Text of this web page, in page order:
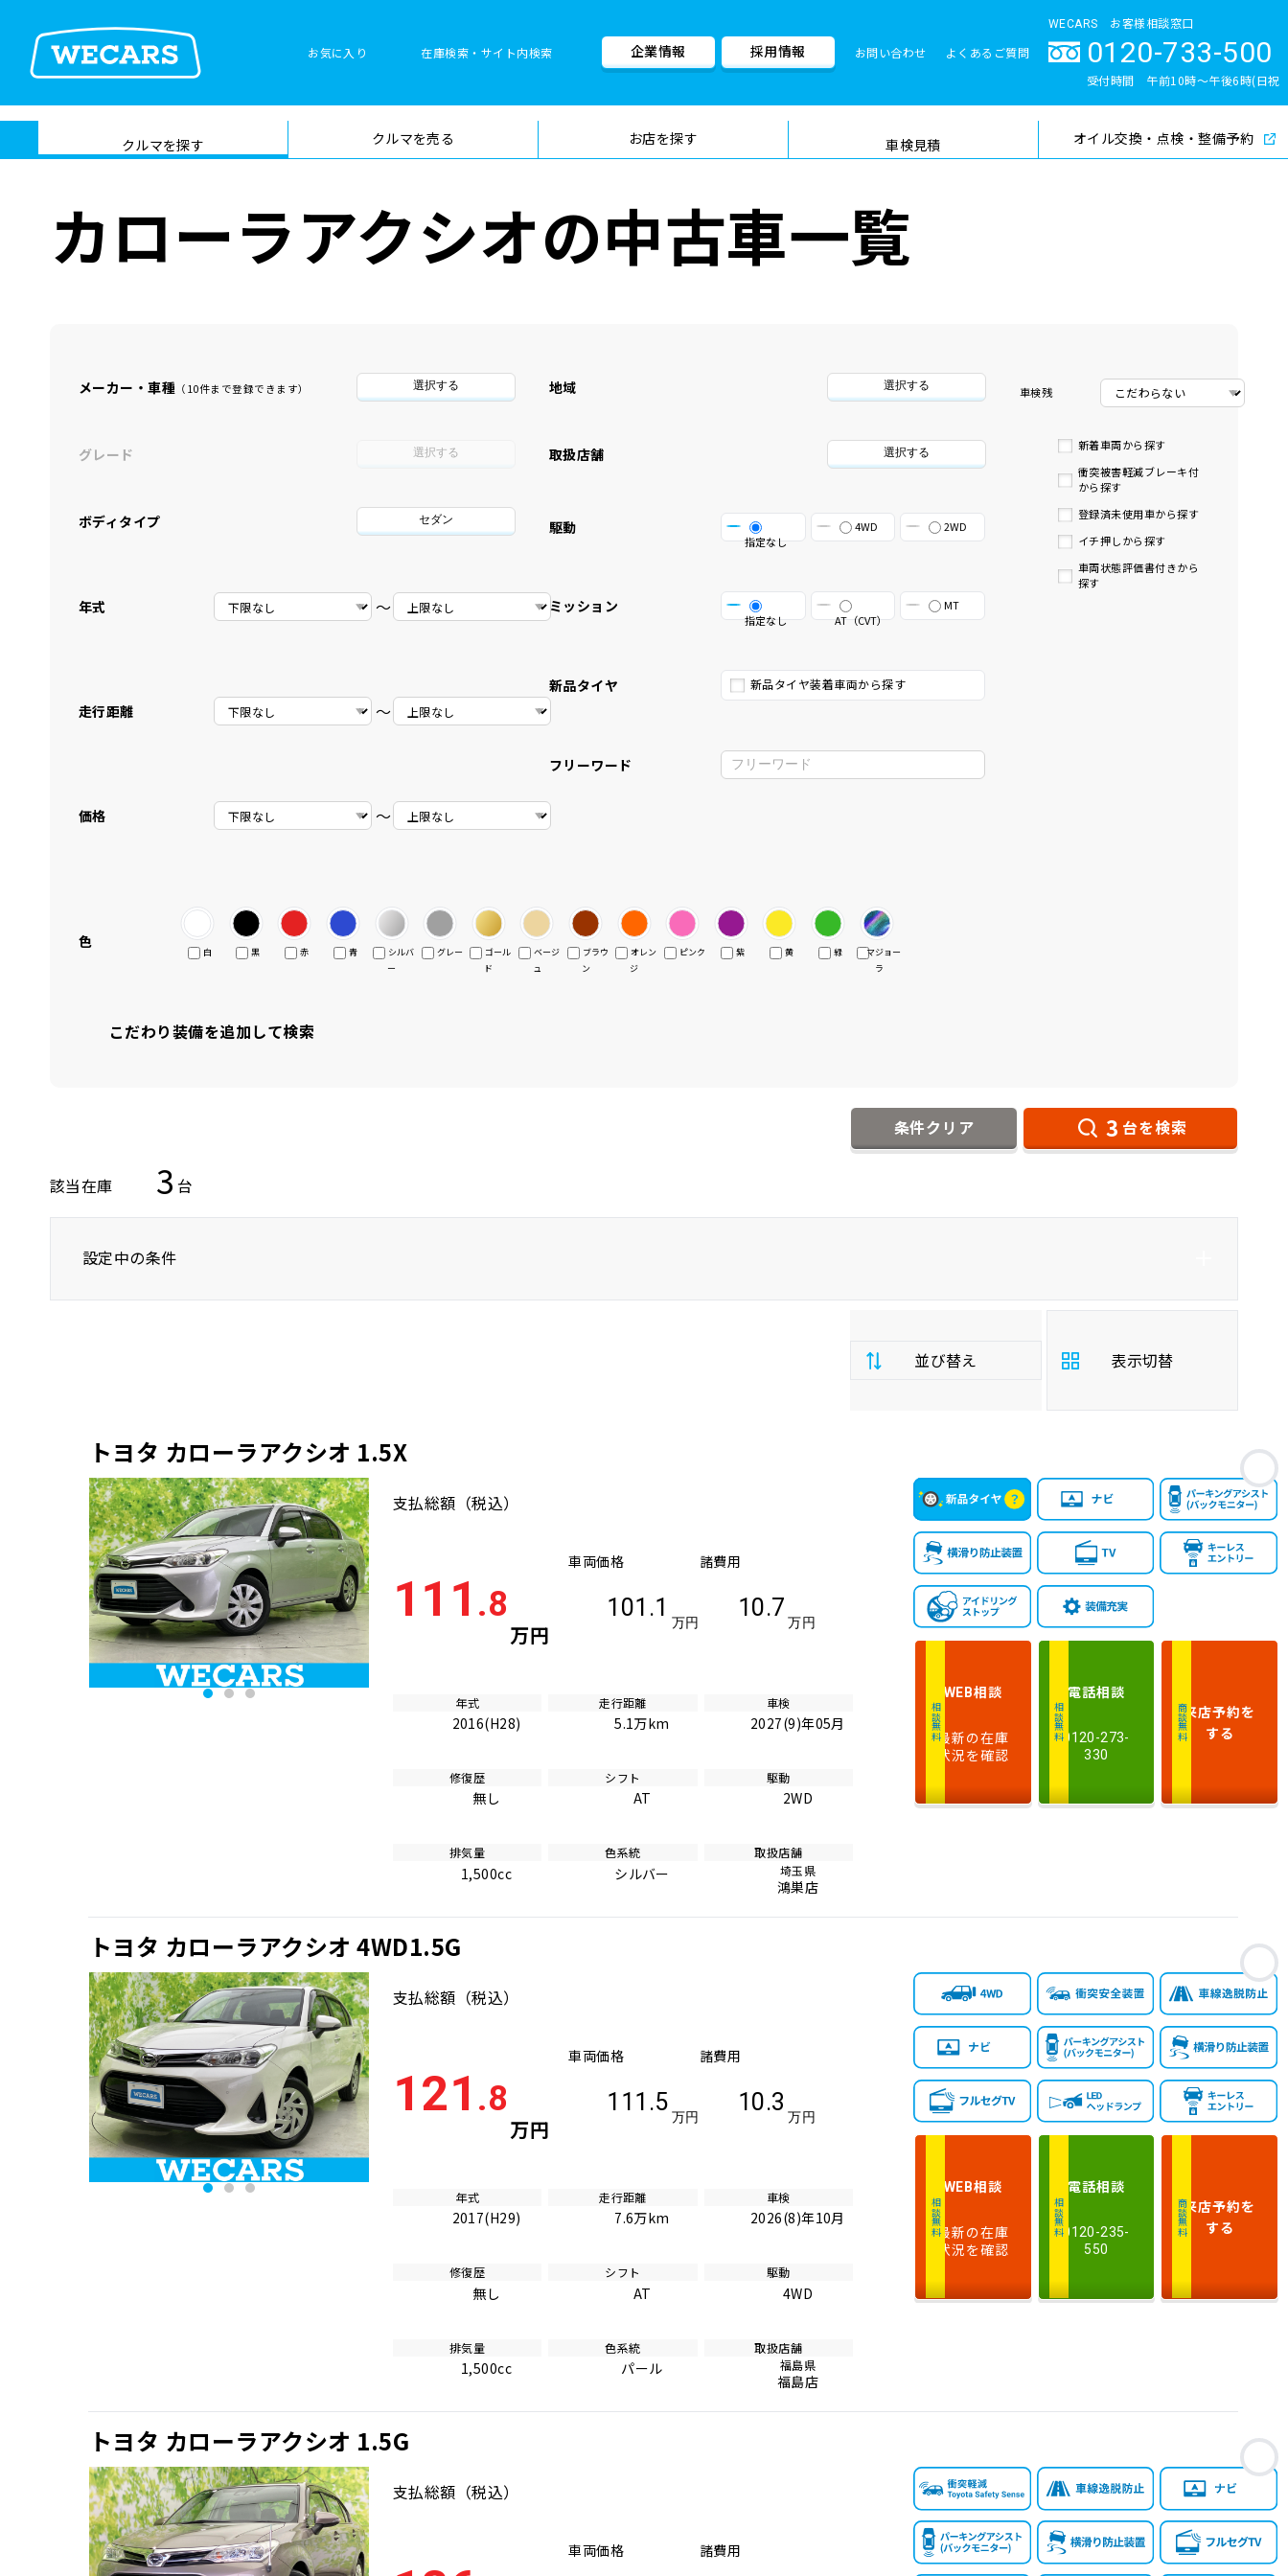
お気に入り 在庫検索・サイト内検索
在庫検索
サイト内検
索
検索
企業情報 採用情報 お問い合わせ よくあるご質問
WECARS お客様相談窓口
0120-733-500
受付時間 午前10時〜午後6時(日祝
クルマを探す クルマを売る お店を探す 車検見積
車検料金・メニュー 品質管理とサポート体制
オイル交換・点検・整備予約
カローラアクシオの中古車一覧
メーカー・車種 （10件まで登録できます） 選択する
グレード 選択する
ボディタイプ セダン
年式 〜
走行距離 〜
価格 〜
地域 選択する
取扱店舗 選択する
駆動
指定なし
4WD 2WD
ミッション
指定なし AT（CVT）
MT
新品タイヤ 新品タイヤ装着車両から探す
フリーワード
車検残
新着車両から探す
衝突被害軽減ブレーキ付
から探す
登録済未使用車から探す
イチ押しから探す
車両状態評価書付きから
探す
色
白 黒 赤 青
シルバ
ー
グレー
ゴール
ド
ベージ
ュ
ブラウ
ン
オレン
ジ
ピンク 紫 黄 緑
マジョー
ラ
こだわり装備を追加して検索
条件クリア 3 台を検索
該当在庫 3 台
設定中の条件
並び替え
払
総
安い順 高い順
年
式
新しい順 古い順
走
行
少ない順 多い順
気
量
大きい順 小さい順
検
多い順 少ない順
表示切替
お
トヨタ カローラアクシオ 1.5X
支払総額 （税込）
111 .8
万円
車両価格
101.1
万円
諸費用
10.7
万円
年式
2016(H28)
走行距離
5.1万km
車検
2027(9)年05月
修復歴
無し
シフト
AT
駆動
2WD
排気量
1,500cc
色系統
シルバー
取扱店舗
埼玉県
鴻巣店
相談無料
WEB相談
最新の在庫
状況を確認
相談無料
電話相談
0120-273-
330
商談無料来店予約を
する
お
トヨタ カローラアクシオ 4WD1.5G
支払総額 （税込）
121 .8
万円
車両価格
111.5
万円
諸費用
10.3
万円
年式
2017(H29)
走行距離
7.6万km
車検
2026(8)年10月
修復歴
無し
シフト
AT
駆動
4WD
排気量
1,500cc
色系統
パール
取扱店舗
福島県
福島店
相談無料
WEB相談
最新の在庫
状況を確認
相談無料
電話相談
0120-235-
550
商談無料来店予約を
する
お
トヨタ カローラアクシオ 1.5G
支払総額 （税込）
車両価格 諸費用